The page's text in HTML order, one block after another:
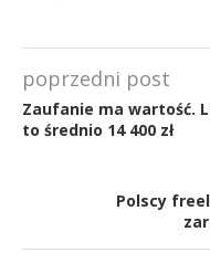
poprzedni post
Zaufanie ma wartość.
to średnio 14 400 zł
Polscy